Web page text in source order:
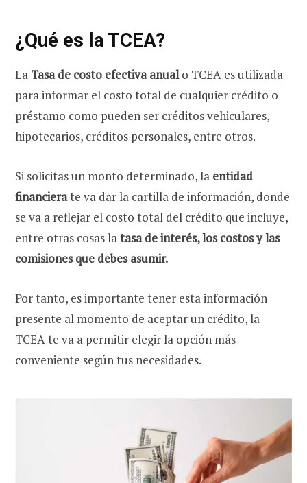
¿Qué es la TCEA?
La Tasa de costo efectiva anualo TCEA es utilizada
para informar el costo total de cualquier crédito o
préstamo como pueden ser créditos vehiculares,
hipotecarios, créditos personales, entre otros.
Si solicitas un monto determinado, la entidad
financierate va dar la cartilla de información, donde
se va a reflejar el costo total del crédito que incluye,
entre otras cosas latasa de interés, los costos y las
comisiones que debes asumir.
Por tanto, es importante tener esta información
presente al momento de aceptar un crédito, la
TCEA te va a permitir elegir la opción más
conveniente según tus necesidades.